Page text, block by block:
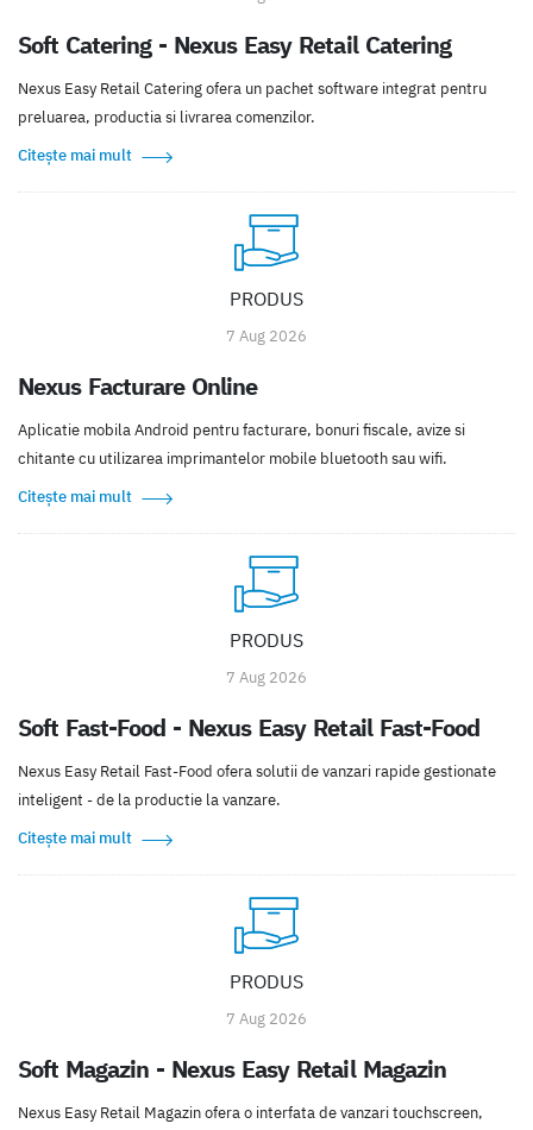
Soft Catering - Nexus Easy Retail Catering
Nexus Easy Retail Catering ofera un pachet software integrat pentru
preluarea, productia si livrarea comenzilor.
Citește mai mult
PRODUS
7 Aug 2026
Nexus Facturare Online
Aplicatie mobila Android pentru facturare, bonuri fiscale, avize si
chitante cu utilizarea imprimantelor mobile bluetooth sau wifi.
Citește mai mult
PRODUS
7 Aug 2026
Soft Fast-Food - Nexus Easy Retail Fast-Food
Nexus Easy Retail Fast-Food ofera solutii de vanzari rapide gestionate
inteligent - de la productie la vanzare.
Citește mai mult
PRODUS
7 Aug 2026
Soft Magazin - Nexus Easy Retail Magazin
Nexus Easy Retail Magazin ofera o interfata de vanzari touchscreen,